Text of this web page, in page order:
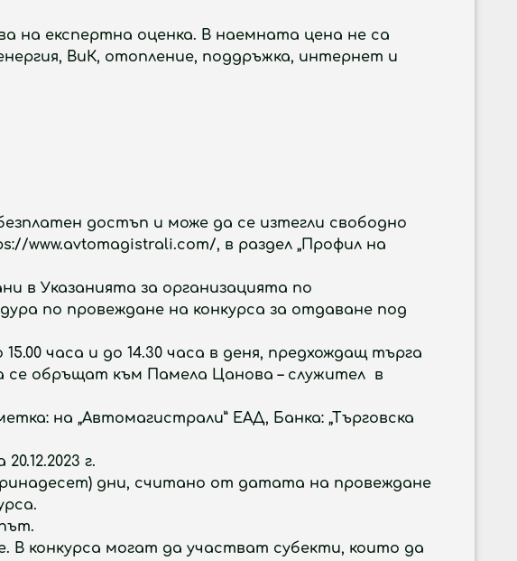
на експертна оценка. В наемната цена не са
ВиК, отопление, поддръжка, интернет и
достъп и може да се изтегли свободно
, в раздел „Профил на
в Указанията за организацията по
по провеждане на конкурса за отдаване под
часа и до 14.30 часа в деня, предхождащ търга
се обръщат към Памела Цанова – служител в
на „Автомагистрали” ЕАД, Банка: „Търговска
г.
дни, считано от датата на провеждане
В конкурса могат да участват субекти, които да